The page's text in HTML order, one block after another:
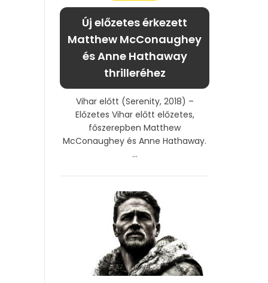
Új előzetes érkezett
Matthew McConaughey
és Anne Hathaway
thrilleréhez
Vihar előtt (Serenity, 2018) –
Előzetes Vihar előtt előzetes,
főszerepben Matthew
McConaughey és Anne Hathaway.
...